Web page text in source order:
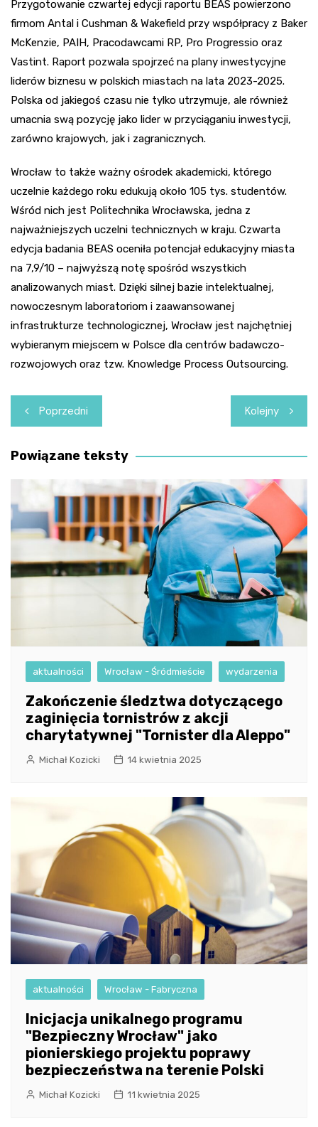
Przygotowanie czwartej edycji raportu BEAS powierzono
firmom Antal i Cushman & Wakefield przy współpracy z Baker
McKenzie, PAIH, Pracodawcami RP, Pro Progressio oraz
Vastint. Raport pozwala spojrzeć na plany inwestycyjne
liderów biznesu w polskich miastach na lata 2023-2025.
Polska od jakiegoś czasu nie tylko utrzymuje, ale również
umacnia swą pozycję jako lider w przyciąganiu inwestycji,
zarówno krajowych, jak i zagranicznych.
Wrocław to także ważny ośrodek akademicki, którego
uczelnie każdego roku edukują około 105 tys. studentów.
Wśród nich jest Politechnika Wrocławska, jedna z
najważniejszych uczelni technicznych w kraju. Czwarta
edycja badania BEAS oceniła potencjał edukacyjny miasta
na 7,9/10 – najwyższą notę spośród wszystkich
analizowanych miast. Dzięki silnej bazie intelektualnej,
nowoczesnym laboratoriom i zaawansowanej
infrastrukturze technologicznej, Wrocław jest najchętniej
wybieranym miejscem w Polsce dla centrów badawczo-
rozwojowych oraz tzw. Knowledge Process Outsourcing.
Nawigacja
wpisu
Poprzedni Kolejny
Powiązane teksty
aktualności Wrocław - Śródmieście wydarzenia
Zakończenie śledztwa dotyczącego
zaginięcia tornistrów z akcji
charytatywnej "Tornister dla Aleppo"
Michał Kozicki 14 kwietnia 2025
aktualności Wrocław - Fabryczna
Inicjacja unikalnego programu
"Bezpieczny Wrocław" jako
pionierskiego projektu poprawy
bezpieczeństwa na terenie Polski
Michał Kozicki 11 kwietnia 2025